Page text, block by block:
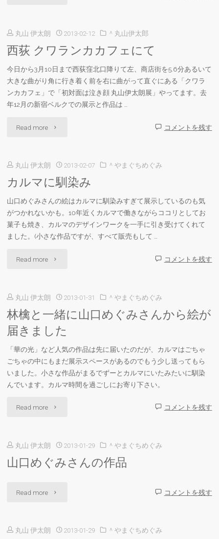
花
hana"
ャ
ー
展」
ク
ラ
カ
フ
ェ"
丸山 伊太朗 2013-02-12 ＾丸山伊太郎
西荻 クワランカカフェにて
今日から3月10日まで西荻窪北口降りて左、商店街を5.6分あるいて
大きな曲がり角に行き着く前を右に曲がって直ぐにある「クワラ
ンカカフェ」で「初対面は泣き顔 丸山伊太朗展」やってます。去
年12月の新宿ベルクでの展示と作品は …
Read more "西
ク
ワ
ラ
ン
ェ
に
コメントを残す
丸山 伊太朗 2013-02-07 ＾やまぐちめぐみ
カルマに馴染み
山口めぐみさんの絵はカルマに馴染みすぎて展示しているのも気
がつかれないかも。10年近くカルマで働きながらココリとしてお
菓子も焼き、カルマのデザインワークを一手に引き受けてくれて
ました。(小さな作品ですが、すべて販売もして …
Read more "カ
マ
に
馴
み"
コメントを残す
丸山 伊太朗 2013-01-31 ＾やまぐちめぐみ
林檎と一緒に山口めぐみさんから絵が
届きました
「華の光」など人気の作品は先に届いたのだが、カルマはごちゃ
ごちゃの中にもまだ展示スペースがあるのでもう少し送ってもら
いました。小さな作品がまるでずーとカルマにいたみたいに馴染
んでいます。カルマ時間を過ごしにお寄り下さい。
Read more "林
と
一
コメントを残す
丸山 伊太朗 2013-01-29 ＾やまぐちめぐみ
山口めぐみさんの作品
Read more "山
め
コメントを残す
丸山 伊太朗 2013-01-29 ＾やまぐちめぐみ